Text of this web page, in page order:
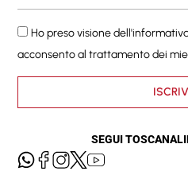
Ho preso visione
acconsento al trattamento dei
SEGUI